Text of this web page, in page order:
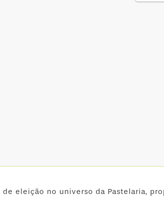
de eleição no universo da Pastelaria,